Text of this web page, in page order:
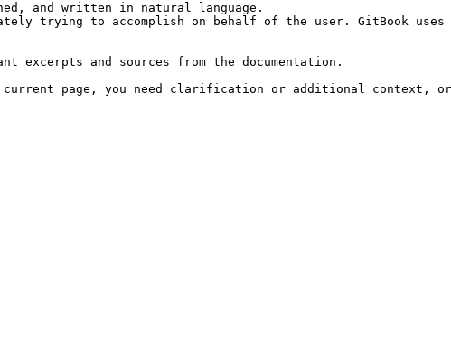
and written in natural language.
trying to accomplish on behalf of the user. GitBook
excerpts and sources from the documentation.
current page, you need clarification or additional context,